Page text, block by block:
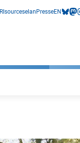
RIsourceselan PresseEN